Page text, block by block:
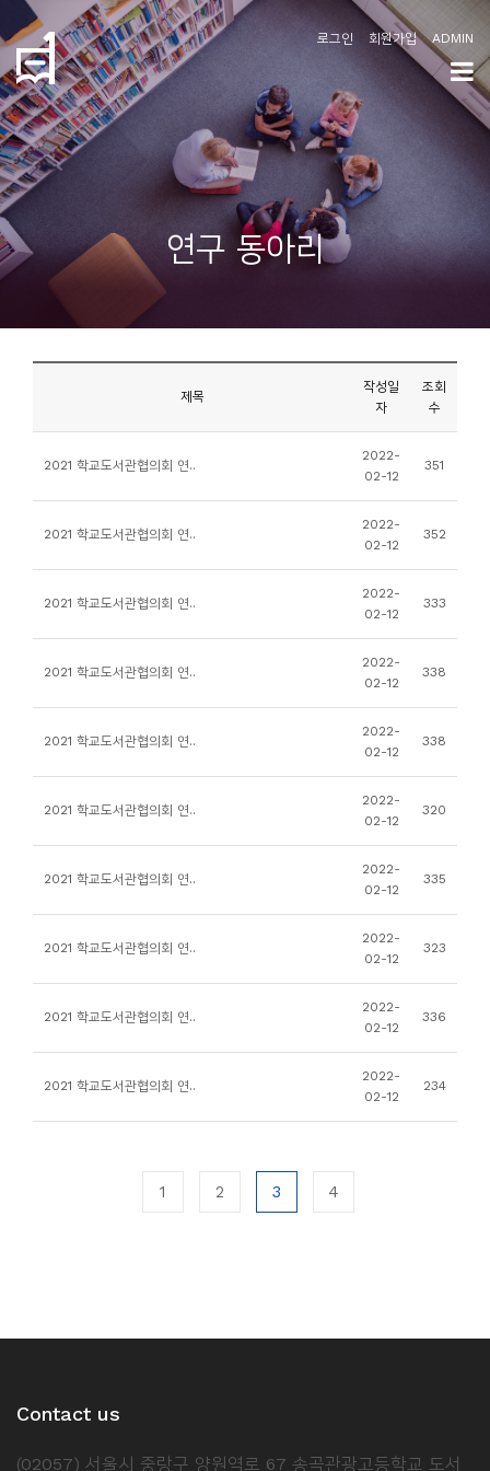
로그인 회원가입 ADMIN
연구 동아리
제목
작성일
자
조회
수
2021 학교도서관협의회 연..
2022-
02-12
351
2021 학교도서관협의회 연..
2022-
02-12
352
2021 학교도서관협의회 연..
2022-
02-12
333
2021 학교도서관협의회 연..
2022-
02-12
338
2021 학교도서관협의회 연..
2022-
02-12
338
2021 학교도서관협의회 연..
2022-
02-12
320
2021 학교도서관협의회 연..
2022-
02-12
335
2021 학교도서관협의회 연..
2022-
02-12
323
2021 학교도서관협의회 연..
2022-
02-12
336
2021 학교도서관협의회 연..
2022-
02-12
234
1 2 3 4
Contact us
(02057) 서울시 중랑구 양원역로 67 송곡관광고등학교 도서
학
도
협
개
지
사
아
첩
자
및